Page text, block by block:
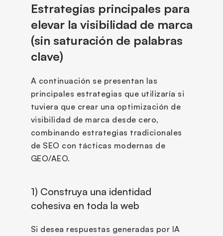
Estrategias principales para
elevar la visibilidad de marca
(sin saturación de palabras
clave)
A continuación se presentan las
principales estrategias que utilizaría si
tuviera que crear una optimización de
visibilidad de marca desde cero,
combinando estrategias tradicionales
de SEO con tácticas modernas de
GEO/AEO.
1) Construya una identidad
cohesiva en toda la web
Si desea respuestas generadas por IA